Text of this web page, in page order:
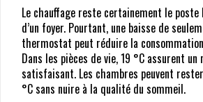
Le chauffage reste certainement le poste
d’un foyer. Pourtant, une baisse de
thermostat peut réduire la
Dans les pièces de vie, 19 °C assurent
satisfaisant. Les chambres peuvent
°C sans nuire à la qualité du sommeil.